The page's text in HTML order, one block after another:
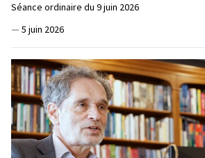
Séance ordinaire du 9 juin 2026
— 5 juin 2026